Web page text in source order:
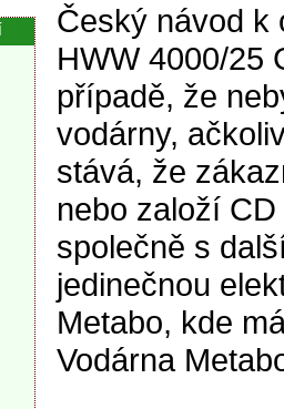
Český návod k
HWW 4000/25
případě, že
vodárny,
stává, že
nebo založí
společně s
jedinečnou
Metabo, kde
Vodárna